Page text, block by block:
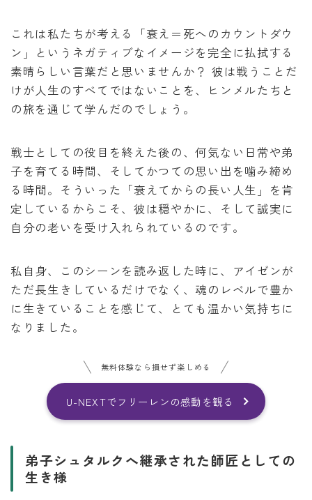
これは私たちが考える「衰え＝死へのカウントダウ
ン」というネガティブなイメージを完全に払拭する
素晴らしい言葉だと思いませんか？ 彼は戦うことだ
けが人生のすべてではないことを、ヒンメルたちと
の旅を通じて学んだのでしょう。
戦士としての役目を終えた後の、何気ない日常や弟
子を育てる時間、そしてかつての思い出を噛み締め
る時間。そういった「衰えてからの長い人生」を肯
定しているからこそ、彼は穏やかに、そして誠実に
自分の老いを受け入れられているのです。
私自身、このシーンを読み返した時に、アイゼンが
ただ長生きしているだけでなく、魂のレベルで豊か
に生きていることを感じて、とても温かい気持ちに
なりました。
無料体験なら損せず楽しめる
U-NEXTでフリーレンの感動を観る
弟子シュタルクへ継承された師匠としての
生き様